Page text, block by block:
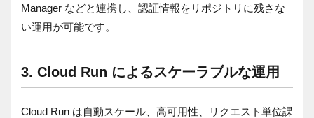
Manager などと連携し、認証情報をリポジトリに残さな
い運用が可能です。
3. Cloud Run によるスケーラブルな運用
Cloud Run は自動スケール、高可用性、リクエスト単位課